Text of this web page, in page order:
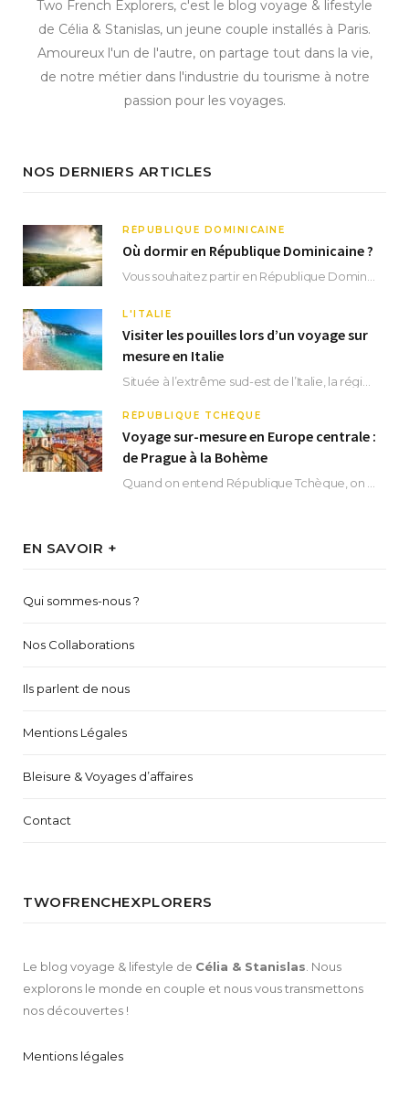
Two French Explorers, c'est le blog voyage & lifestyle
de Célia & Stanislas, un jeune couple installés à Paris.
Amoureux l'un de l'autre, on partage tout dans la vie,
de notre métier dans l'industrie du tourisme à notre
passion pour les voyages.
NOS DERNIERS ARTICLES
RÉPUBLIQUE DOMINICAINE
Où dormir en République Dominicaine ?
L'ITALIE
Visiter les pouilles lors d’un voyage sur
mesure en Italie
RÉPUBLIQUE TCHÈQUE
Voyage sur-mesure en Europe centrale :
de Prague à la Bohème
EN SAVOIR +
Qui sommes-nous ?
Nos Collaborations
Ils parlent de nous
Mentions Légales
Bleisure & Voyages d’affaires
Contact
TWOFRENCHEXPLORERS
Le blog voyage & lifestyle de Célia & Stanislas . Nous
explorons le monde en couple et nous vous transmettons
nos découvertes !
Mentions légales